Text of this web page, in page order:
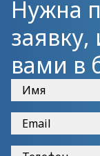
Нужна
вами в